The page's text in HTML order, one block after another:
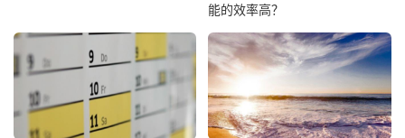
能的效率高？